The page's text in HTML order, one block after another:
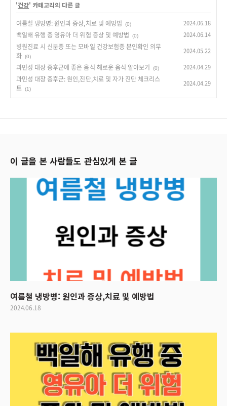
'건강' 카테고리의 다른 글
여름철 냉방병: 원인과 증상,치료 및 예방법 (0) 2024.06.18
백일해 유행 중 영유아 더 위험 증상 및 예방법 (0) 2024.06.14
병원진료 시 신분증 또는 모바일 건강보험증 본인확인 의무
화 (0)
2024.05.22
과민성 대장 증후군에 좋은 음식 해로운 음식 알아보기 (0) 2024.04.29
과민성 대장 증후군: 원인,진단,치료 및 자가 진단 체크리스
트
(1)
2024.04.29
이 글을 본 사람들도 관심있게 본 글
여름철 냉방병: 원인과 증상,치료 및 예방법
2024.06.18